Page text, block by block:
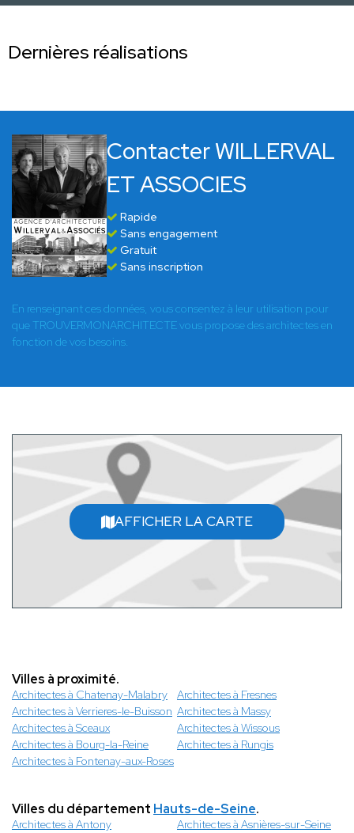
Dernières réalisations
Contacter WILLERVAL
ET ASSOCIES
Rapide
Sans engagement
Gratuit
Sans inscription
En renseignant ces données, vous consentez à leur utilisation pour
que TROUVERMONARCHITECTE vous propose des architectes en
fonction de vos besoins.
AFFICHER LA CARTE
Villes à proximité.
Architectes à Chatenay-Malabry
Architectes à Fresnes
Architectes à Verrieres-le-Buisson Architectes à Massy
Architectes à Sceaux
Architectes à Wissous
Architectes à Bourg-la-Reine
Architectes à Rungis
Architectes à Fontenay-aux-Roses
Villes du département Hauts-de-Seine.
Architectes à Antony
Architectes à Asnières-sur-Seine